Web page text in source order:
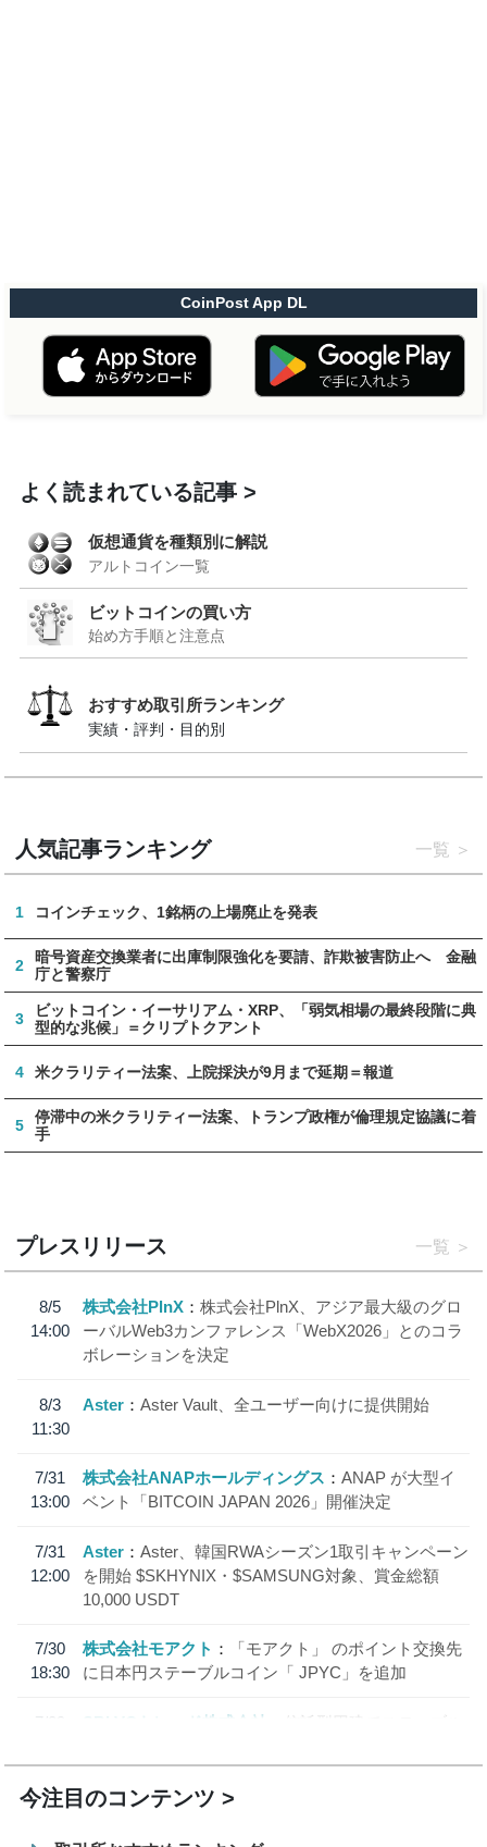
CoinPost App DL
よく読まれている記事
仮想通貨を種類別に解説
アルトコイン一覧
ビットコインの買い方
始め方手順と注意点
おすすめ取引所ランキング
実績・評判・目的別
人気記事ランキング 一覧
1 コインチェック、1銘柄の上場廃止を発表
2
暗号資産交換業者に出庫制限強化を要請、詐欺被害防止へ 金融
庁と警察庁
3
ビットコイン・イーサリアム・XRP、「弱気相場の最終段階に典
型的な兆候」＝クリプトクアント
4 米クラリティー法案、上院採決が9月まで延期＝報道
5
停滞中の米クラリティー法案、トランプ政権が倫理規定協議に着
手
プレスリリース 一覧
8/5
14:00
株式会社PlnX
株式会社PlnX、アジア最大級のグロ
ーバルWeb3カンファレンス「WebX2026」とのコラ
ボレーションを決定
8/3
11:30
Aster Aster Vault、全ユーザー向けに提供開始
7/31
13:00
株式会社ANAPホールディングス
ANAP が大型イ
ベント「BITCOIN JAPAN 2026」開催決定
7/31
12:00
Aster
Aster、韓国RWAシーズン1取引キャンペーン
を開始 $SKHYNIX・$SAMSUNG対象、賞金総額
10,000 USDT
7/30
18:30
株式会社モアクト
「モアクト」 のポイント交換先
に日本円ステーブルコイン「 JPYC」を追加
7/29
SBI VCトレード株式会社
信託型円建てステーブル
今注目のコンテンツ